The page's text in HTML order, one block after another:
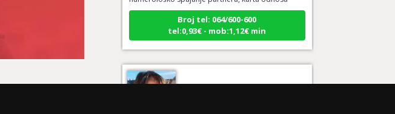
Broj tel: 064/600-600
tel:0,93€ - mob:1,12€ min